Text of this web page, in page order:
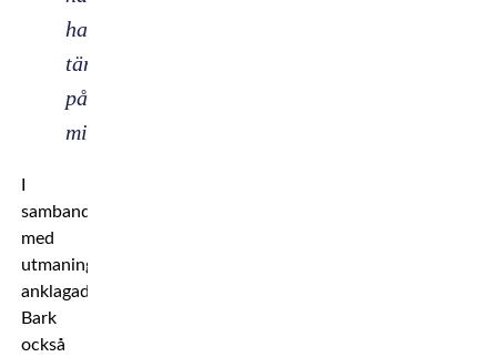
han
tänker
på
mig”
samband
med
utmaningen
anklagades
Bark
också